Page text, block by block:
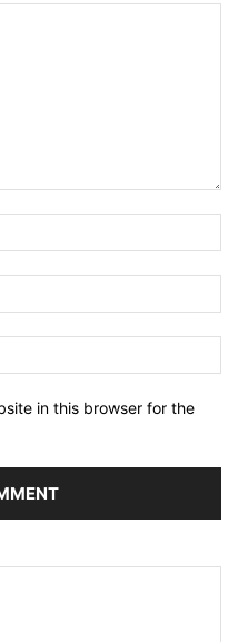
in this browser for the